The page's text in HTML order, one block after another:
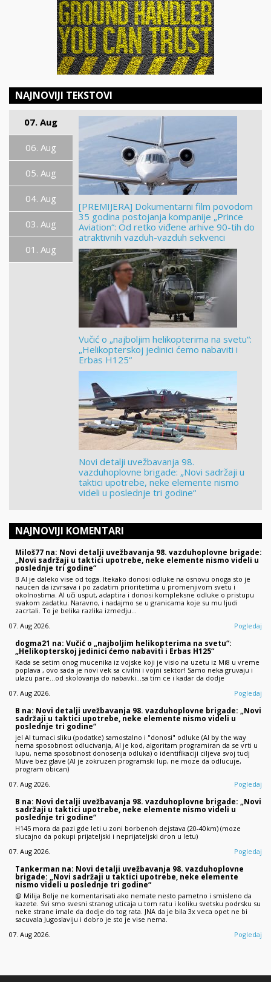
NAJNOVIJI TEKSTOVI
07. Aug
06. Aug
05. Aug
04. Aug
03. Aug
01. Aug
[PREMIJERA] Dokumentarni film povodom
35 godina postojanja kompanije „Prince
Aviation“: Od retko viđene arhive 90-tih do
atraktivnih vazduh-vazduh sekvenci
Vučić o „najboljim helikopterima na svetu“:
„Helikopterskoj jedinici ćemo nabaviti i
Erbas H125“
Novi detalji uvežbavanja 98.
vazduhoplovne brigade: „Novi sadržaji u
taktici upotrebe, neke elemente nismo
videli u poslednje tri godine“
NAJNOVIJI KOMENTARI
Miloš77 na: Novi detalji uvežbavanja 98. vazduhoplovne brigade:
„Novi sadržaji u taktici upotrebe, neke elemente nismo videli u
poslednje tri godine“
B AI je daleko vise od toga. Itekako donosi odluke na osnovu onoga sto je
naucen da izvrsava i po zadatim prioritetima u promenjivom svetu i
okolnostima. AI uči usput, adaptira i donosi kompleksne odluke o pristupu
svakom zadatku. Naravno, i nadajmo se u granicama koje su mu ljudi
zacrtali. To je belika razlika izmedju…
07. Aug 2026.
Pogledaj
dogma21 na: Vučić o „najboljim helikopterima na svetu“:
„Helikopterskoj jedinici ćemo nabaviti i Erbas H125“
Kada se setim onog mucenika iz vojske koji je visio na uzetu iz Mi8 u vreme
poplava , ovo sada je novi vek sa civilni i vojni sektor! Samo neka gruvaju i
ulazu pare...od skolovanja do nabavki...sa tim ce i kadar da dodje
07. Aug 2026.
Pogledaj
B na: Novi detalji uvežbavanja 98. vazduhoplovne brigade: „Novi
sadržaji u taktici upotrebe, neke elemente nismo videli u
poslednje tri godine“
jel AI tumaci sliku (podatke) samostalno i "donosi" odluke (AI by the way
nema sposobnost odlucivanja, AI je kod, algoritam programiran da se vrti u
lupu, nema sposobnost donosenja odluka) o identifikaciji ciljeva svoj tudj
Muve bez glave (AI je zokruzen programski lup, ne moze da odlucuje,
program obican)
07. Aug 2026.
Pogledaj
B na: Novi detalji uvežbavanja 98. vazduhoplovne brigade: „Novi
sadržaji u taktici upotrebe, neke elemente nismo videli u
poslednje tri godine“
H145 mora da pazi gde leti u zoni borbenoh dejstava (20-40km) (moze
slucajno da pokupi prijateljski i neprijateljski dron u letu)
07. Aug 2026.
Pogledaj
Tankerman na: Novi detalji uvežbavanja 98. vazduhoplovne
brigade: „Novi sadržaji u taktici upotrebe, neke elemente
nismo videli u poslednje tri godine“
@ Milija Bolje ne komentarisati ako nemate nesto pametno i smisleno da
kazete. Svi smo svesni stranog uticaja u tom ratu i koliku svetsku podrsku su
neke strane imale da dodje do tog rata. JNA da je bila 3x veca opet ne bi
sacuvala Jugoslaviju i dobro je sto je vise nema.
07. Aug 2026.
Pogledaj